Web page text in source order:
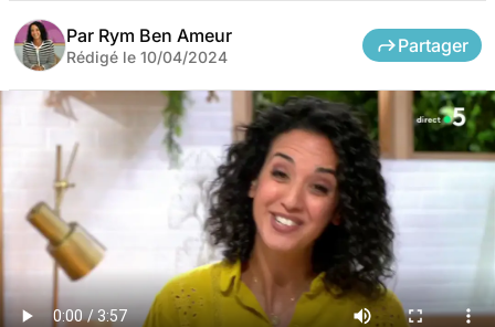
Par Rym Ben Ameur
Rédigé le 10/04/2024
Partager